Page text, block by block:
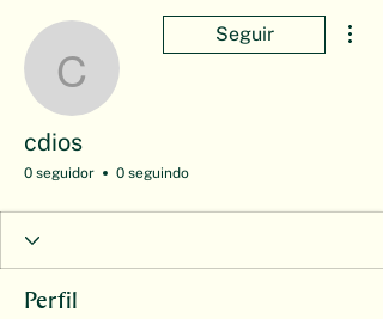
cdios
Seguir
cdios
0 seguidor 0 seguindo
Perfil